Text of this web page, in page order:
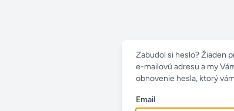
Zabudol si heslo? Žiaden
e-mailovú adresu a my
obnovenie hesla, ktorý
Email